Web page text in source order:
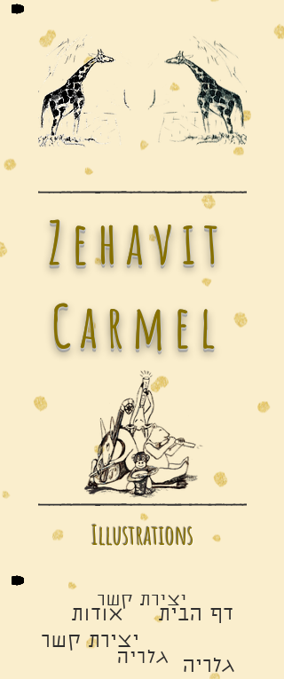
Zehavit
Carmel
Illustrations
יצירת קשר
גלריה
אודות
דף הבית
יצירת קשר
גלריה